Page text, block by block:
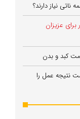
ناتی نیاز دارند؟
برای عزیزان
کبد و بدن
نتیجه عمل را